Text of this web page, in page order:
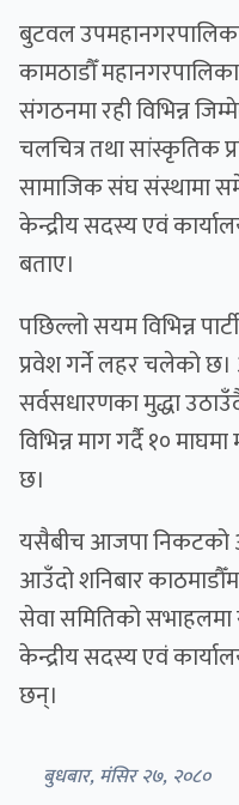
बुटवल
कामठाडौँ
संगठनमा रही विभिन्न
चलचित्र तथा सांस्कृतिक
सामाजिक संघ संस्थामा
केन्द्रीय सदस्य एवं
बताए।
पछिल्लो सयम विभिन्न
प्रवेश गर्ने लहर चलेको
सर्वसधारणका मुद्धा
विभिन्न माग गर्दै १०
छ।
यसैबीच आजपा निकटको
आउँदो शनिबार
सेवा समितिको
केन्द्रीय सदस्य एवं
छन्।
बुधबार, मंसिर २७, २०८०